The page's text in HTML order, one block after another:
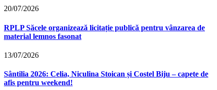
20/07/2026
RPLP Săcele organizează licitație publică pentru vânzarea de
material lemnos fasonat
13/07/2026
Sântilia 2026: Celia, Niculina Stoican și Costel Biju – capete de
afis pentru weekend!